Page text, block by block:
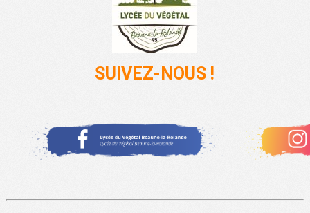
SUIVEZ-NOUS !